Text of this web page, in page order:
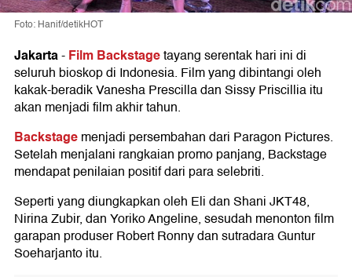
Foto: Hanif/detikHOT
Jakarta-Film Backstagetayang serentak hari ini di
seluruh bioskop di Indonesia. Film yang dibintangi oleh
kakak-beradik Vanesha Prescilla dan Sissy Priscillia itu
akan menjadi film akhir tahun.
Backstagemenjadi persembahan dari Paragon Pictures.
Setelah menjalani rangkaian promo panjang, Backstage
mendapat penilaian positif dari para selebriti.
Seperti yang diungkapkan oleh Eli dan Shani JKT48,
Nirina Zubir, dan Yoriko Angeline, sesudah menonton film
garapan produser Robert Ronny dan sutradara Guntur
Soeharjanto itu.